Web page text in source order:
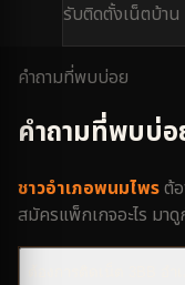
รับติดตั้งเน็ตบ้า
คำถามที่พบบ่อย
คำถามที่พบบ่อ
ชาวอำเภอพนมไพรต้
สมัครแพ็กเกจอะไร มา